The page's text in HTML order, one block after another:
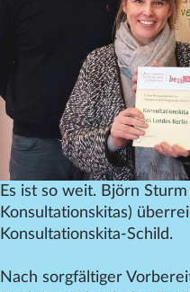
Es ist so weit. Björn
Konsultationskitas)
Konsultationskita-Schild.
Nach sorgfältiger